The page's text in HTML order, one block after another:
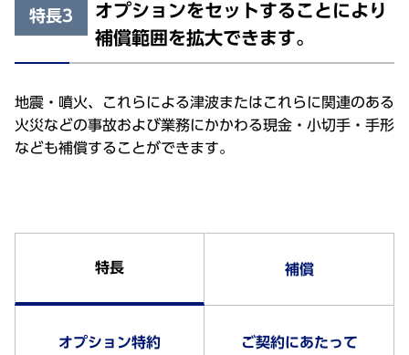
特長3
オプションをセットすることにより
補償範囲を拡大できます。
地震・噴火、これらによる津波またはこれらに関連のある
火災などの事故および業務にかかわる現金・小切手・手形
なども補償することができます。
特長 補償
オプション特約 ご契約にあたって